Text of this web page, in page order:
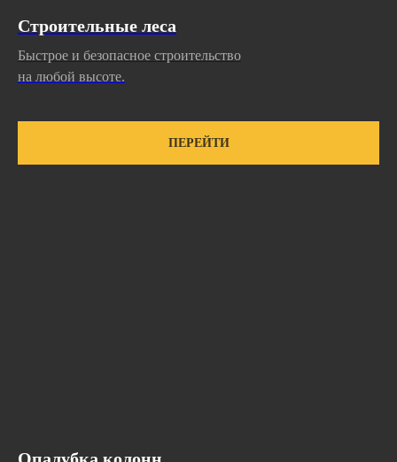
Строительные леса
Быстрое и безопасное строительство
на любой высоте.
ПЕРЕЙТИ